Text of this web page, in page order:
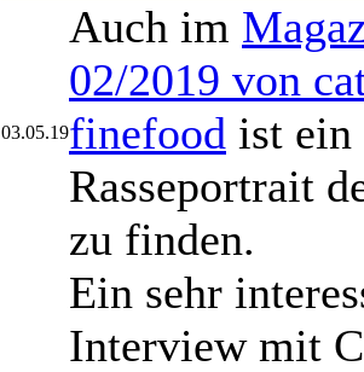
03.05.19
Auch im
02/2019 von
finefood ist ein
Rasseportrait
zu finden.
Ein sehr
Interview mit